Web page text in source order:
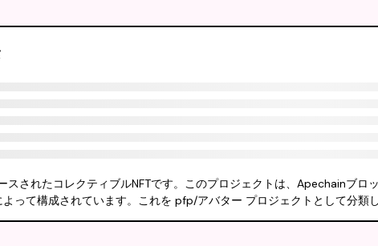
されたコレクティブルNFTです。このプロジェクトは、Apechainブロ
って構成されています。これを pfp/アバター プロジェクトとして分類